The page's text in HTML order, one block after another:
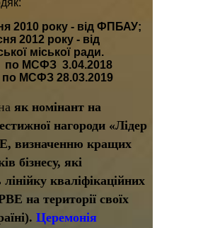
2010 року - від ФПБАУ;
2012 року - від
міської ради.
МСФЗ 3.04.2018
МСФЗ 28.03.2019
як номінант на
нагороди «Лідер
визначенню кращих
бізнесу, які
кваліфікаційних
на території своїх
Церемонія